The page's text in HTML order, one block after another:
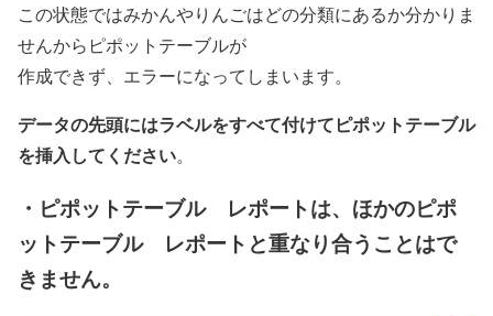
この状態ではみかんやりんごはどの分類にあるか分かりま
せんからピポットテーブルが
作成できず、エラーになってしまいます。
データの先頭にはラベルをすべて付けてピポットテーブル
を挿入してください。
・ピポットテーブル レポートは、ほかのピポ
ットテーブル レポートと重なり合うことはで
きません。